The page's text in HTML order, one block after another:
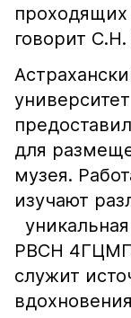
проходящих
говорит
для
музея.
изучают
РВСН
служит